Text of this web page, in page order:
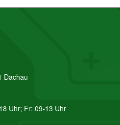
Dachau
Uhr; Fr: 09-13 Uhr